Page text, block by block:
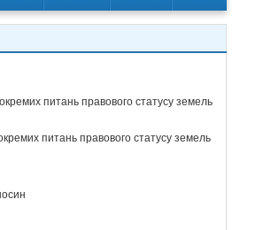
питань правового статусу земель
питань правового статусу земель